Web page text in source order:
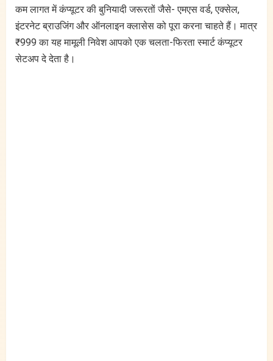
कम लागत में कंप्यूटर की बुनियादी जरूरतों जैसे- एमएस वर्ड, एक्सेल,
इंटरनेट ब्राउजिंग और ऑनलाइन क्लासेस को पूरा करना चाहते हैं। मात्र
₹999 का यह मामूली निवेश आपको एक चलता-फिरता स्मार्ट कंप्यूटर
सेटअप दे देता है।